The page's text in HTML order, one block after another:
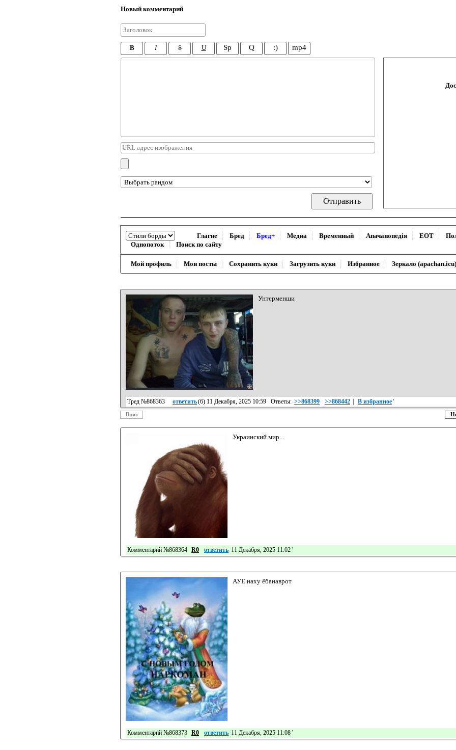
Новый комментарий
B I S U Sp Q :) mp4
Глагне Бред Бред+ Медиа Временный Апачанопедiя ЕОТ
Однопоток
Поиск по сайту
Мой профиль Мои посты Сохранить куки Загрузить куки Избранное Зеркало (apachan.icu)
Унтерменши
Тред №868363 ответить(6) 11 Декабря, 2025 10:59 Ответы: >>868399 >>868442 В избранное'
Вниз
Украинский мир...
Комментарий №868364 R0 ответить 11 Декабря, 2025 11:02 '
АУЕ наху ёбанаврот
Комментарий №868373 R0 ответить 11 Декабря, 2025 11:08 '